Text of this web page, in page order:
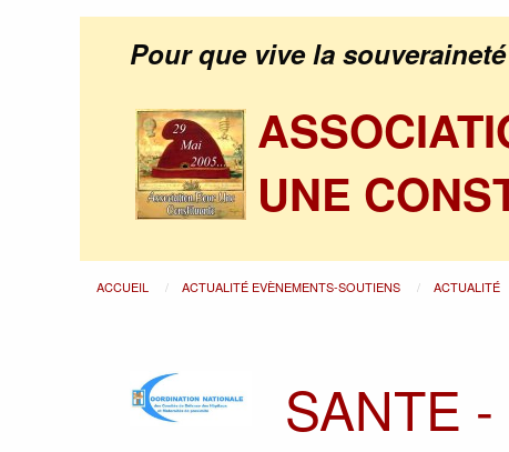
Pour que vive la
UNE
ACCUEIL ACTUALITÉ EVÈNEMENTS-SOUTIENS ACTUALITÉ
SANTE -